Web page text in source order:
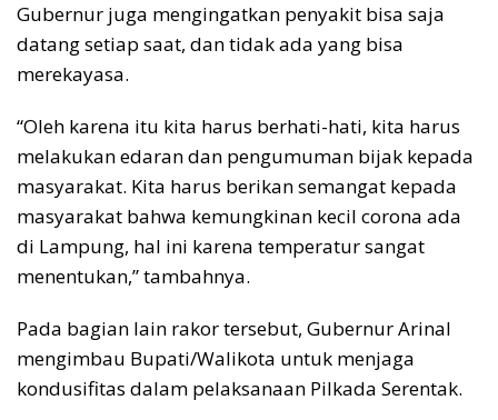
Gubernur juga mengingatkan penyakit bisa saja
datang setiap saat, dan tidak ada yang bisa
merekayasa.
“Oleh karena itu kita harus berhati-hati, kita harus
melakukan edaran dan pengumuman bijak kepada
masyarakat. Kita harus berikan semangat kepada
masyarakat bahwa kemungkinan kecil corona ada
di Lampung, hal ini karena temperatur sangat
menentukan,” tambahnya.
Pada bagian lain rakor tersebut, Gubernur Arinal
mengimbau Bupati/Walikota untuk menjaga
kondusifitas dalam pelaksanaan Pilkada Serentak.